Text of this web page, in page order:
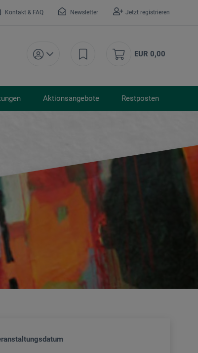
Kontakt & FAQ Newsletter Jetzt registrieren
EUR 0,00
Aktionsangebote Restposten